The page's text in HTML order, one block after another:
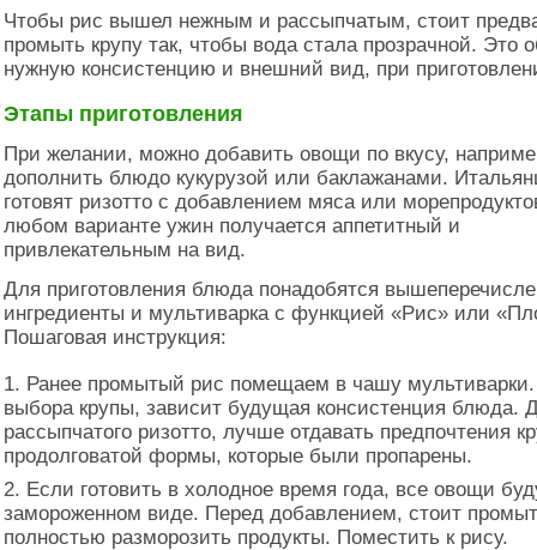
Чтобы рис вышел нежным и рассыпчатым, стоит
промыть крупу так, чтобы вода стала прозрачной. Это
нужную консистенцию и внешний вид, при
Этапы приготовления
При желании, можно добавить овощи по вкусу,
дополнить блюдо кукурузой или баклажанами.
готовят ризотто с добавлением мяса или
любом варианте ужин получается аппетитный и
привлекательным на вид.
Для приготовления блюда понадобятся
ингредиенты и мультиварка с функцией «Рис» или
Пошаговая инструкция:
Ранее промытый рис помещаем в чашу
выбора крупы, зависит будущая консистенция блюда.
рассыпчатого ризотто, лучше отдавать предпочтения
продолговатой формы, которые были пропарены.
Если готовить в холодное время года, все овощи
замороженном виде. Перед добавлением, стоит
полностью разморозить продукты. Поместить к рису.